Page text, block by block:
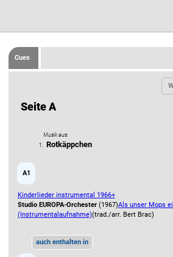
Cues
Seite A
Musik aus:
1. Rotkäppchen
A1
Kinderlieder instrumental 1966+
Studio EUROPA-Orchester (1967)Als unser Mops
(Instrumentalaufnahme)(trad./arr. Bert Brac)
auch enthalten in